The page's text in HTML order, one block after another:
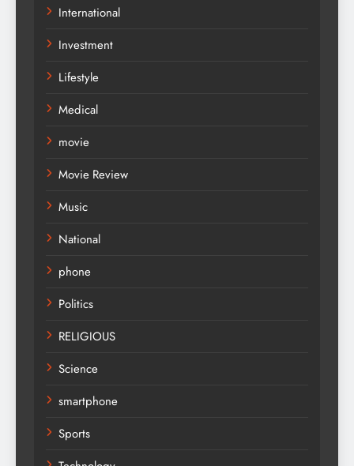
International
Investment
Lifestyle
Medical
movie
Movie Review
Music
National
phone
Politics
RELIGIOUS
Science
smartphone
Sports